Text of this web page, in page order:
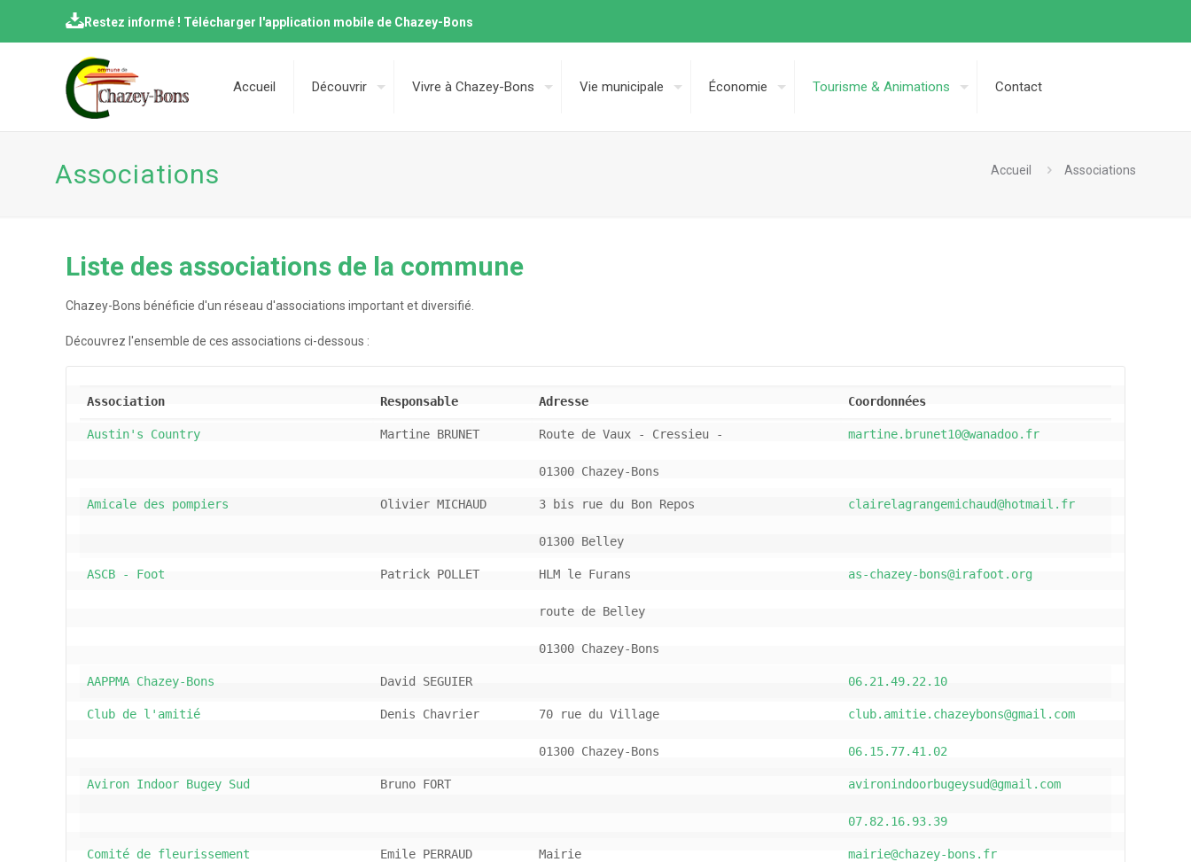
Restez informé ! Télécharger l'application mobile de Chazey-Bons
Accueil Découvrir Vivre à Chazey-Bons Vie municipale Économie Tourisme & Animations Contact
Associations Accueil Associations
Liste des associations de la commune
Chazey-Bons bénéficie d'un réseau d'associations important et diversifié.
Découvrez l'ensemble de ces associations ci-dessous :
Association Responsable Adresse Coordonnées
Austin's Country Martine BRUNET Route de Vaux - Cressieu -
01300 Chazey-Bons
martine.brunet10@wanadoo.fr
Amicale des pompiers Olivier MICHAUD 3 bis rue du Bon Repos
01300 Belley
clairelagrangemichaud@hotmail.fr
ASCB - Foot Patrick POLLET HLM le Furans
route de Belley
01300 Chazey-Bons
as-chazey-bons@irafoot.org
AAPPMA Chazey-Bons David SEGUIER 06.21.49.22.10
Club de l'amitié Denis Chavrier 70 rue du Village
01300 Chazey-Bons
club.amitie.chazeybons@gmail.com
06.15.77.41.02
Aviron Indoor Bugey Sud Bruno FORT avironindoorbugeysud@gmail.com
07.82.16.93.39
Comité de fleurissement Emile PERRAUD Mairie mairie@chazey-bons.fr